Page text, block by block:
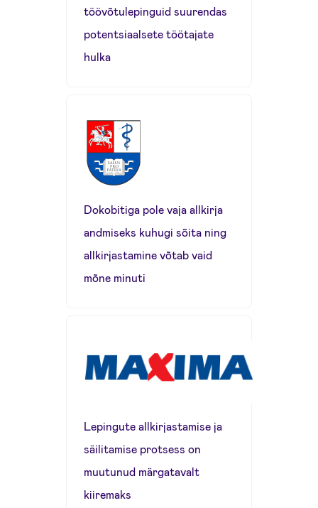
töövõtulepinguid suurendas
potentsiaalsete töötajate
hulka
Dokobitiga pole vaja allkirja
andmiseks kuhugi sõita ning
allkirjastamine võtab vaid
mõne minuti
Lepingute allkirjastamise ja
säilitamise protsess on
muutunud märgatavalt
kiiremaks